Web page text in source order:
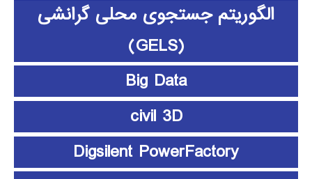
الگوریتم جستجوی محلی گرانشی
(GELS)
Big Data
civil 3D
Digsilent PowerFactory